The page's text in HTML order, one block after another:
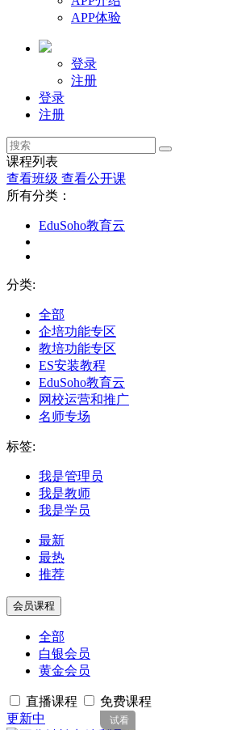
APP体验
登录
注册
登录
注册
课程列表
查看班级 查看公开课
所有分类：
EduSoho教育云
分类:
全部
企培功能专区
教培功能专区
ES安装教程
EduSoho教育云
网校运营和推广
名师专场
标签:
我是管理员
我是教师
我是学员
最新
最热
推荐
会员课程
全部
白银会员
黄金会员
直播课程
免费课程
更新中
试看